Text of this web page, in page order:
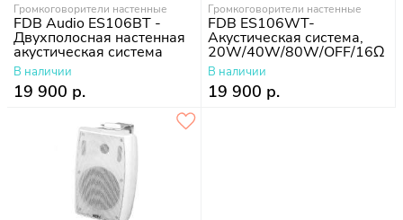
Громкоговорители настенные
FDB Audio ES106BT -
Двухполосная настенная
акустическая система
В наличии
19 900 р.
Громкоговорители настенные
FDB ES106WT-
Акустическая система,
20W/40W/80W/OFF/16Ω
В наличии
19 900 р.